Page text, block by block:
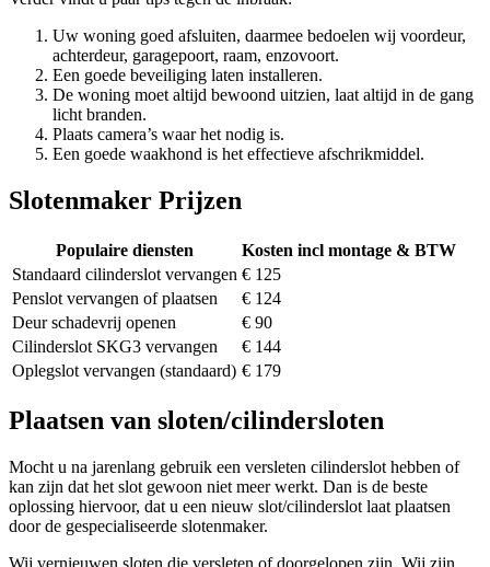
Uw woning goed afsluiten, daarmee bedoelen wij voordeur,
achterdeur, garagepoort, raam, enzovoort.
Een goede beveiliging laten installeren.
De woning moet altijd bewoond uitzien, laat altijd in de gang
licht branden.
Plaats camera’s waar het nodig is.
Een goede waakhond is het effectieve afschrikmiddel.
Slotenmaker Prijzen
Populaire diensten
Kosten incl montage & BTW
Standaard cilinderslot vervangen € 125
Penslot vervangen of plaatsen
€ 124
Deur schadevrij openen
€ 90
Cilinderslot SKG3 vervangen
€ 144
Oplegslot vervangen (standaard) € 179
Plaatsen van sloten/cilindersloten
Mocht u na jarenlang gebruik een versleten cilinderslot hebben of
kan zijn dat het slot gewoon niet meer werkt. Dan is de beste
oplossing hiervoor, dat u een nieuw slot/cilinderslot laat plaatsen
door de gespecialiseerde slotenmaker.
Wij vernieuwen sloten die versleten of doorgelopen zijn. Wij zijn